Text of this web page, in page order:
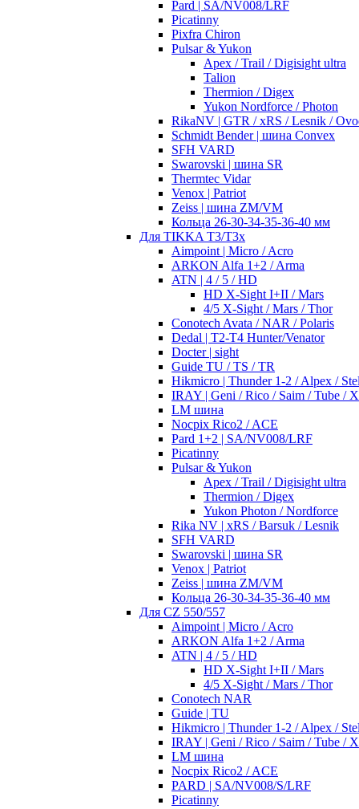
Pard | SA/NV008/LRF
Picatinny
Pixfra Chiron
Pulsar & Yukon
Apex / Trail / Digisight ultra
Talion
Thermion / Digex
Yukon Nordforce / Photon
RikaNV | GTR / xRS / Lesnik /
Schmidt Bender | шина Convex
SFH VARD
Swarovski | шина SR
Thermtec Vidar
Venox | Patriot
Zeiss | шина ZM/VM
Кольца 26-30-34-35-36-40 мм
Для TIKKA T3/T3x
Aimpoint | Micro / Acro
ARKON Alfa 1+2 / Arma
ATN | 4 / 5 / HD
HD X-Sight I+II / Mars
4/5 X-Sight / Mars / Thor
Conotech Avata / NAR / Polaris
Dedal | T2-T4 Hunter/Venator
Docter | sight
Guide TU / TS / TR
Hikmicro | Thunder 1-2 / Alpex /
IRAY | Geni / Rico / Saim / Tube /
LM шина
Nocpix Rico2 / ACE
Pard 1+2 | SA/NV008/LRF
Picatinny
Pulsar & Yukon
Apex / Trail / Digisight ultra
Thermion / Digex
Yukon Photon / Nordforce
Rika NV | xRS / Barsuk / Lesnik
SFH VARD
Swarovski | шина SR
Venox | Patriot
Zeiss | шина ZM/VM
Кольца 26-30-34-35-36-40 мм
Для CZ 550/557
Aimpoint | Micro / Acro
ARKON Alfa 1+2 / Arma
ATN | 4 / 5 / HD
HD X-Sight I+II / Mars
4/5 X-Sight / Mars / Thor
Conotech NAR
Guide | TU
Hikmicro | Thunder 1-2 / Alpex /
IRAY | Geni / Rico / Saim / Tube /
LM шина
Nocpix Rico2 / ACE
PARD | SA/NV008/S/LRF
Picatinny